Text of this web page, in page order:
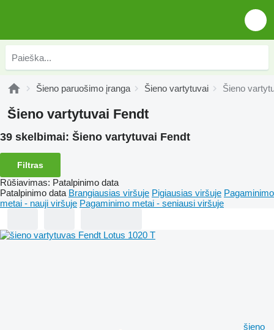
Šieno paruošimo įranga Šieno vartytuvai Šieno
Šieno vartytuvai Fendt
39 skelbimai: Šieno vartytuvai Fendt
Filtras
Rūšiavimas: Patalpinimo data
Patalpinimo data Brangiausias viršuje Pigiausias viršuje Pagaminimo
metai - nauji viršuje Pagaminimo metai - seniausi viršuje
šieno